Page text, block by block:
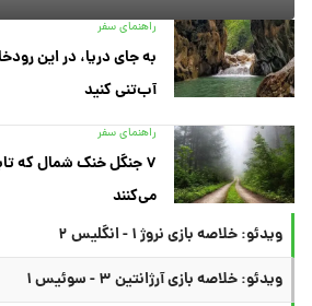
راهنمای سفر
به جای دریا، در این
آب‌تنی کنید
راهنمای سفر
۷ جنگل خنک شمال که
می‌کنند
ویدئو: خلاصه بازی نروژ ۱ - انگلیس ۲
ویدئو: خلاصه بازی آرژانتین ۳ - سوئیس ۱